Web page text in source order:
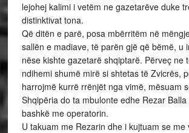
lejohej kalimi i vetëm ne gazetarëve duke
distinktivat tona.
Që ditën e parë, posa mbërritëm në
sallën e madiave, të parën gjë që bëmë, u
nëse kishte gazetarë shqiptarë. Përveç ne
ndihemi shumë mirë si shtetas të Zvicrës,
harrojmë kurrë rrënjët nga vimë, mësuam
Shqipëria do ta mbulonte edhe Rezar Balla
bashkë me operatorin.
U takuam me Rezarin dhe i kujtuam se me